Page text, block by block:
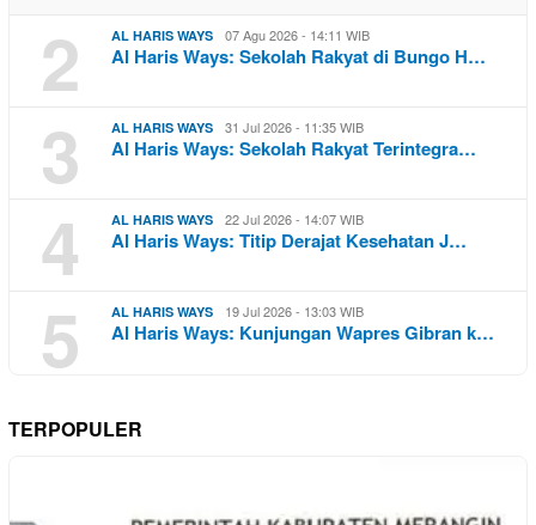
2
AL HARIS WAYS 07 Agu 2026 - 14:11 WIB
Al Haris Ways: Sekolah Rakyat di Bungo H…
3 AL HARIS WAYS 31 Jul 2026 - 11:35 WIB
Al Haris Ways: Sekolah Rakyat Terintegra…
4 AL HARIS WAYS 22 Jul 2026 - 14:07 WIB
Al Haris Ways: Titip Derajat Kesehatan J…
5 AL HARIS WAYS 19 Jul 2026 - 13:03 WIB
Al Haris Ways: Kunjungan Wapres Gibran k…
TERPOPULER